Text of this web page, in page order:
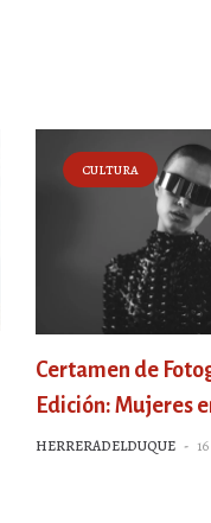
CULTURA
Certamen de
Edición: Mujeres
HERRERADELDUQUE -